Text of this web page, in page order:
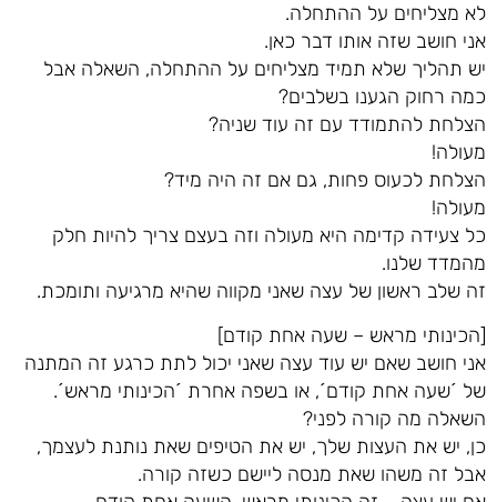
לא מצליחים על ההתחלה.
אני חושב שזה אותו דבר כאן.
יש תהליך שלא תמיד מצליחים על ההתחלה, השאלה אבל
כמה רחוק הגענו בשלבים?
הצלחת להתמודד עם זה עוד שניה?
מעולה!
הצלחת לכעוס פחות, גם אם זה היה מיד?
מעולה!
כל צעידה קדימה היא מעולה וזה בעצם צריך להיות חלק
מהמדד שלנו.
זה שלב ראשון של עצה שאני מקווה שהיא מרגיעה ותומכת.
[הכינותי מראש – שעה אחת קודם]
אני חושב שאם יש עוד עצה שאני יכול לתת כרגע זה המתנה
של ´שעה אחת קודם´, או בשפה אחרת ´הכינותי מראש´.
השאלה מה קורה לפני?
כן, יש את העצות שלך, יש את הטיפים שאת נותנת לעצמך,
אבל זה משהו שאת מנסה ליישם כשזה קורה.